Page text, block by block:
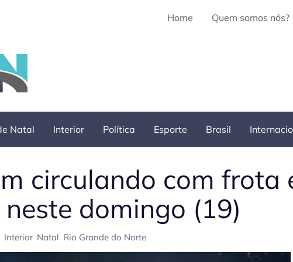
Home Quem somos nós?
Natal Interior Política Esporte Brasil
circulando com frota
domingo (19)
Interior Natal Rio Grande do Norte